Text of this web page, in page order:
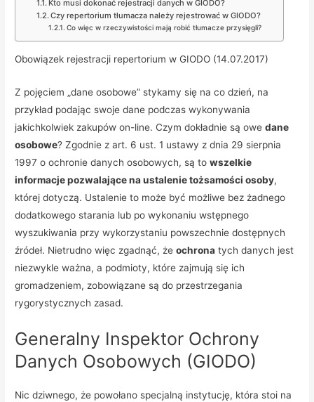
Kto musi dokonać rejestracji danych w GIODO?
Czy repertorium tłumacza należy rejestrować w GIODO?
Co więc w rzeczywistości mają robić tłumacze przysięgli?
Obowiązek rejestracji repertorium w GIODO (14.07.2017)
Z pojęciem „dane osobowe” stykamy się na co dzień, na
przykład podając swoje dane podczas wykonywania
jakichkolwiek zakupów on-line. Czym dokładnie są owedane
osobowe? Zgodnie z art. 6 ust. 1 ustawy z dnia 29 sierpnia
1997 o ochronie danych osobowych, są towszelkie
informacje pozwalające na ustalenie tożsamości osoby,
której dotyczą. Ustalenie to może być możliwe bez żadnego
dodatkowego starania lub po wykonaniu wstępnego
wyszukiwania przy wykorzystaniu powszechnie dostępnych
źródeł. Nietrudno więc zgadnąć, żeochrona tych danych jest
niezwykle ważna, a podmioty, które zajmują się ich
gromadzeniem, zobowiązane są do przestrzegania
rygorystycznych zasad.
Generalny Inspektor Ochrony
Danych Osobowych (GIODO)
Nic dziwnego, że powołano specjalną instytucję, która stoi na